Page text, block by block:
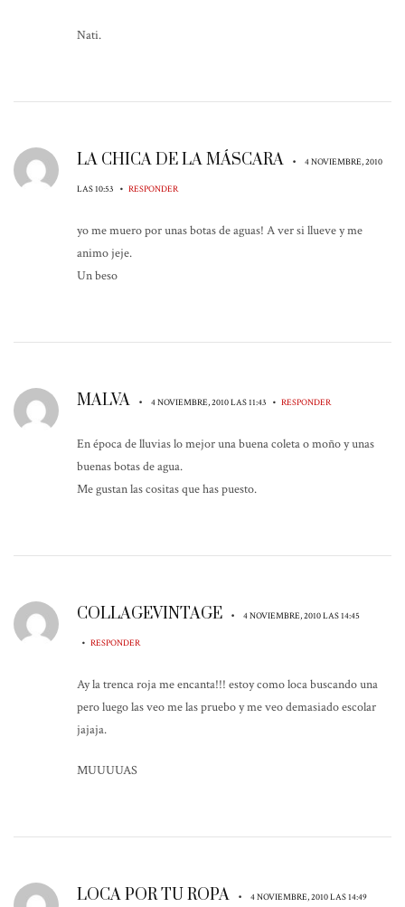
Nati.
LA CHICA DE LA MÁSCARA • 4 NOVIEMBRE, 2010
LAS 10:53 • RESPONDER
yo me muero por unas botas de aguas! A ver si llueve y me
animo jeje.
Un beso
MALVA • 4 NOVIEMBRE, 2010 LAS 11:43 • RESPONDER
En época de lluvias lo mejor una buena coleta o moño y unas
buenas botas de agua.
Me gustan las cositas que has puesto.
COLLAGEVINTAGE • 4 NOVIEMBRE, 2010 LAS 14:45
• RESPONDER
Ay la trenca roja me encanta!!! estoy como loca buscando una
pero luego las veo me las pruebo y me veo demasiado escolar
jajaja.
MUUUUAS
LOCA POR TU ROPA • 4 NOVIEMBRE, 2010 LAS 14:49